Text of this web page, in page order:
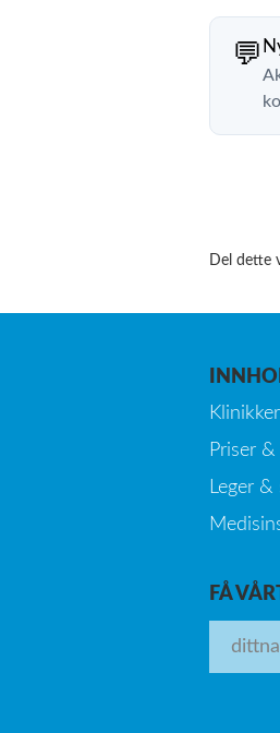
💬
Del dette
Klinikker
Priser
Leger &
FÅ